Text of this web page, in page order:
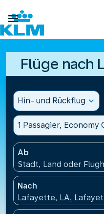

Flüge nach
Hin- und Rückflug expand_more
1 Passagier, Economy
Ab
Stadt, Land oder
Nach
Lafayette, LA,